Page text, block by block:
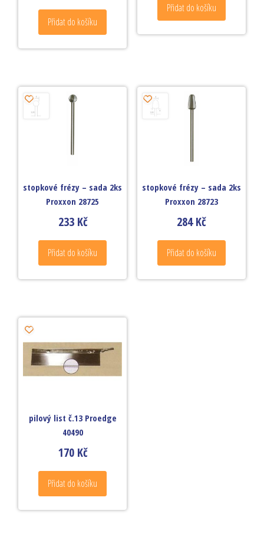
Přidat do košíku
Přidat do košíku
stopkové frézy – sada 2ks
Proxxon 28725
233 Kč
Přidat do košíku
stopkové frézy – sada 2ks
Proxxon 28723
284Kč
Přidat do košíku
pilový list č.13 Proedge
40490
170 Kč
Přidat do košíku